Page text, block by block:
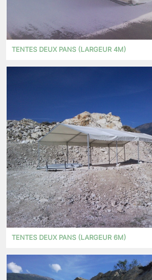
TENTES DEUX PANS (LARGEUR 4M)
TENTES DEUX PANS (LARGEUR 6M)